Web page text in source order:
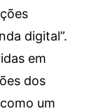
digital”.
em
dos
um